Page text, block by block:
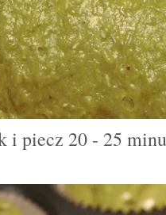
i piecz 20 - 25